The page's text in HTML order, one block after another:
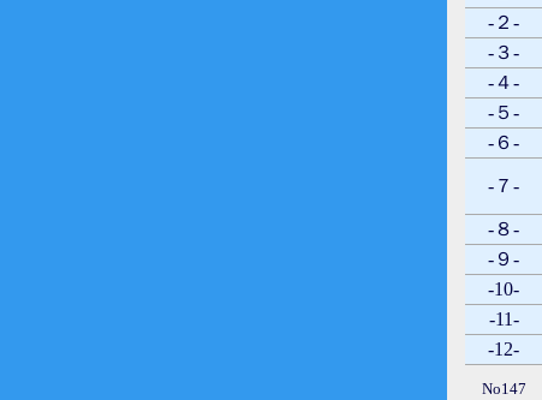
-２-
-３-
-４-
-５-
-６-
-７-
-８-
-９-
-10-
-11-
-12-
No147